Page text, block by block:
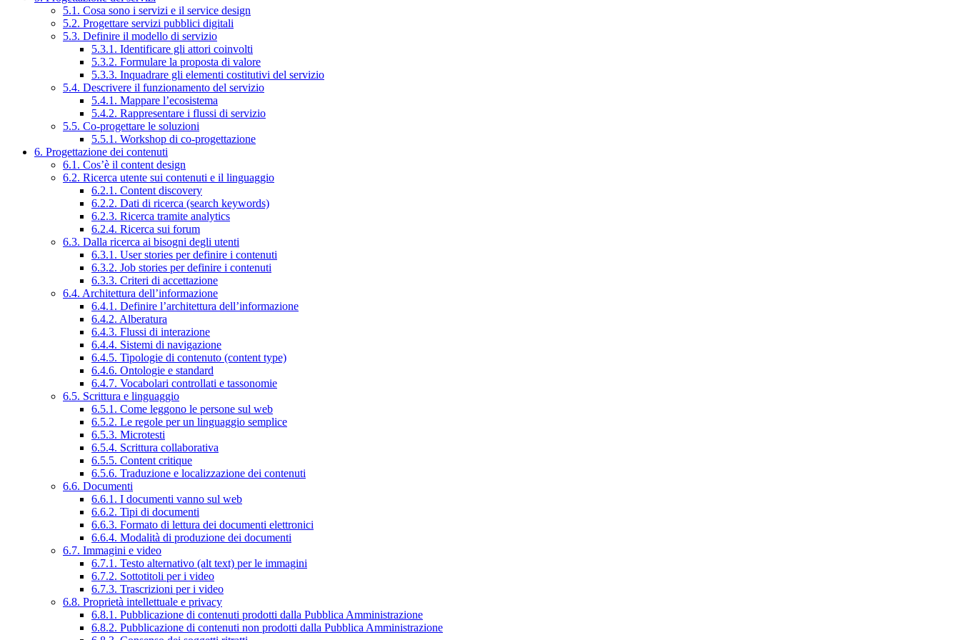
5.1. Cosa sono i servizi e il service design
5.2. Progettare servizi pubblici digitali
5.3. Definire il modello di servizio
5.3.1. Identificare gli attori coinvolti
5.3.2. Formulare la proposta di valore
5.3.3. Inquadrare gli elementi costitutivi del servizio
5.4. Descrivere il funzionamento del servizio
5.4.1. Mappare l’ecosistema
5.4.2. Rappresentare i flussi di servizio
5.5. Co-progettare le soluzioni
5.5.1. Workshop di co-progettazione
6. Progettazione dei contenuti
6.1. Cos’è il content design
6.2. Ricerca utente sui contenuti e il linguaggio
6.2.1. Content discovery
6.2.2. Dati di ricerca (search keywords)
6.2.3. Ricerca tramite analytics
6.2.4. Ricerca sui forum
6.3. Dalla ricerca ai bisogni degli utenti
6.3.1. User stories per definire i contenuti
6.3.2. Job stories per definire i contenuti
6.3.3. Criteri di accettazione
6.4. Architettura dell’informazione
6.4.1. Definire l’architettura dell’informazione
6.4.2. Alberatura
6.4.3. Flussi di interazione
6.4.4. Sistemi di navigazione
6.4.5. Tipologie di contenuto (content type)
6.4.6. Ontologie e standard
6.4.7. Vocabolari controllati e tassonomie
6.5. Scrittura e linguaggio
6.5.1. Come leggono le persone sul web
6.5.2. Le regole per un linguaggio semplice
6.5.3. Microtesti
6.5.4. Scrittura collaborativa
6.5.5. Content critique
6.5.6. Traduzione e localizzazione dei contenuti
6.6. Documenti
6.6.1. I documenti vanno sul web
6.6.2. Tipi di documenti
6.6.3. Formato di lettura dei documenti elettronici
6.6.4. Modalità di produzione dei documenti
6.7. Immagini e video
6.7.1. Testo alternativo (alt text) per le immagini
6.7.2. Sottotitoli per i video
6.7.3. Trascrizioni per i video
6.8. Proprietà intellettuale e privacy
6.8.1. Pubblicazione di contenuti prodotti dalla Pubblica Amministrazione
6.8.2. Pubblicazione di contenuti non prodotti dalla Pubblica Amministrazione